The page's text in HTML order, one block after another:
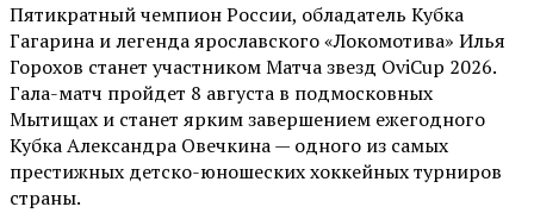
Пятикратный чемпион России, обладатель Кубка
Гагарина и легенда ярославского «Локомотива» Илья
Горохов станет участником Матча звезд OviCup 2026.
Гала-матч пройдет 8 августа в подмосковных
Мытищах и станет ярким завершением ежегодного
Кубка Александра Овечкина — одного из самых
престижных детско-юношеских хоккейных турниров
страны.